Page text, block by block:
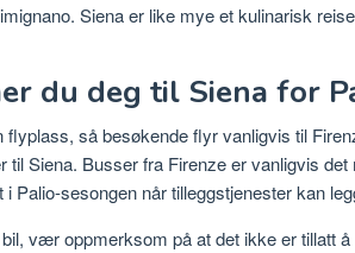
Siena er like mye et kulinarisk
du deg til Siena for
flyplass, så besøkende flyr vanligvis til
til Siena. Busser fra Firenze er vanligvis
i Palio-sesongen når tilleggstjenester kan
vær oppmerksom på at det ikke er tillatt